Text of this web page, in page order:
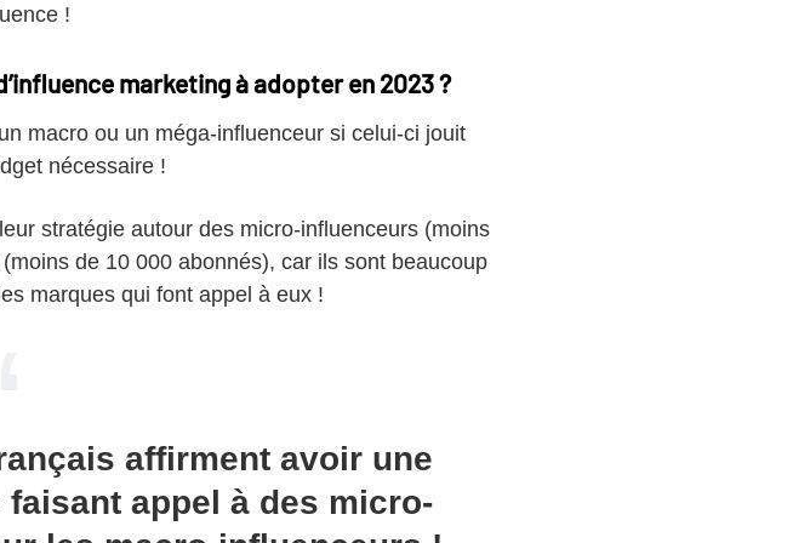
!
marketing à adopter en 2023 ?
macro ou un méga-influenceur si celui-ci jouit
nécessaire !
stratégie autour des micro-influenceurs (moins
de 10 000 abonnés), car ils sont beaucoup
marques qui font appel à eux !
affirment avoir une
appel à des micro-